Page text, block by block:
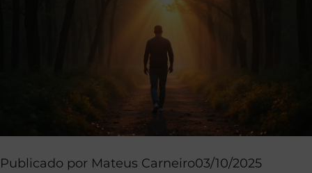
Publicado por Mateus Carneiro03/10/2025